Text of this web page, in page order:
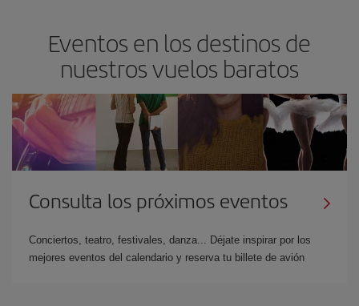
Eventos en los destinos de
nuestros vuelos baratos
Consulta los próximos eventos
Conciertos, teatro, festivales, danza... Déjate inspirar por los
mejores eventos del calendario y reserva tu billete de avión